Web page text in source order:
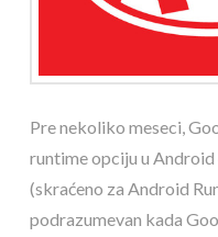
Pre nekoliko meseci,
runtime opciju u
(skraćeno za Android
podrazumevan kada